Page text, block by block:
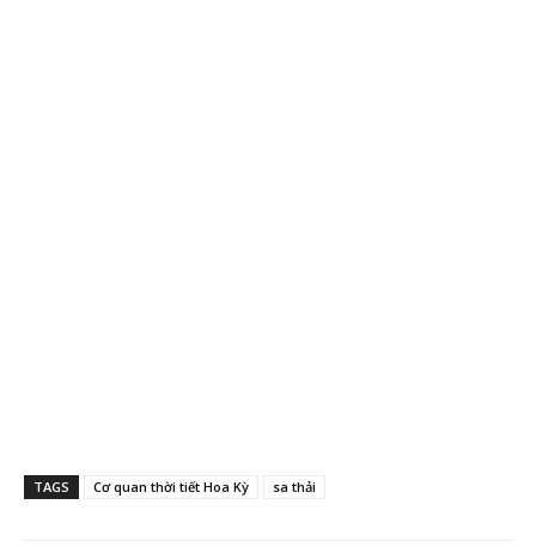
TAGS Cơ quan thời tiết Hoa Kỳ sa thải